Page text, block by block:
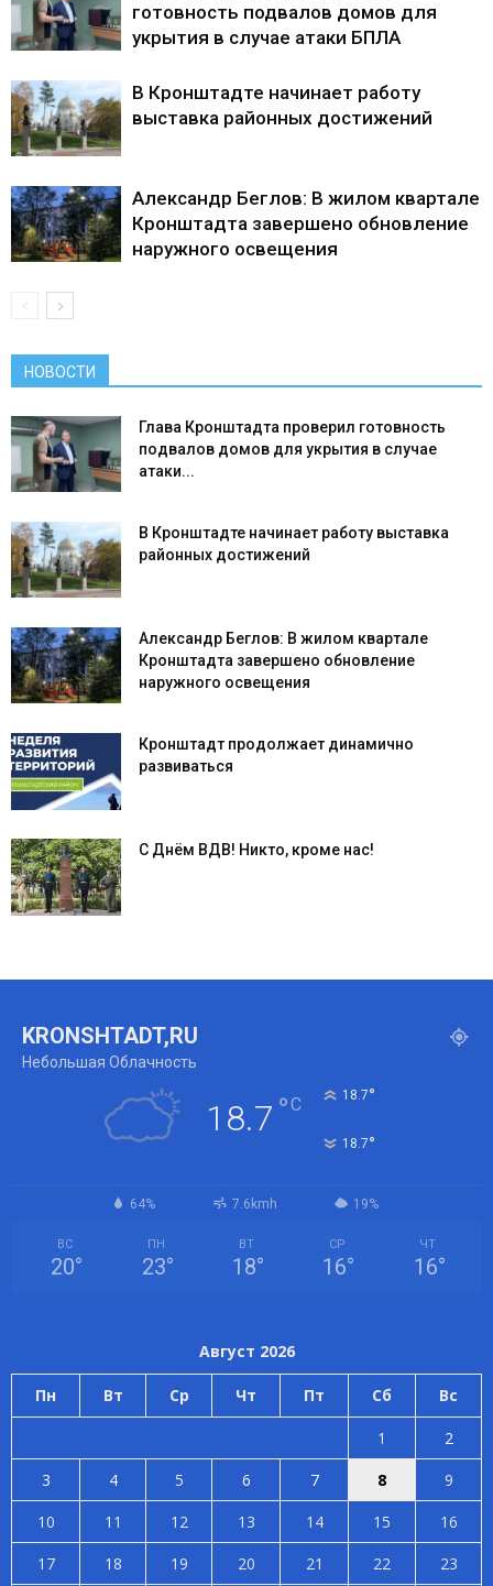
готовность подвалов домов для
укрытия в случае атаки БПЛА
В Кронштадте начинает работу
выставка районных достижений
Александр Беглов: В жилом квартале
Кронштадта завершено обновление
наружного освещения
НОВОСТИ
Глава Кронштадта проверил готовность
подвалов домов для укрытия в случае
атаки...
В Кронштадте начинает работу выставка
районных достижений
Александр Беглов: В жилом квартале
Кронштадта завершено обновление
наружного освещения
Кронштадт продолжает динамично
развиваться
С Днём ВДВ! Никто, кроме нас!
KRONSHTADT,RU
Небольшая Облачность
18.7 °C 18.7°
18.7°
64% 7.6kmh 19%
ВС
20°
ПН
23°
ВТ
18°
СР
16°
ЧТ
16°
Август 2026
Пн Вт Ср Чт Пт Сб Вс
1
2
3
4 5 6 7 8
9
10
11 12 13 14 15
16
17
18 19 20 21 22 23